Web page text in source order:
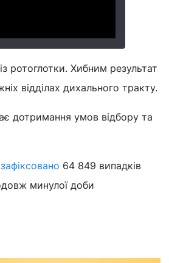
ротоглотки. Хибним результат
відділах дихального тракту.
дотримання умов відбору та
зафіксовано 64 849 випадків
минулої доби